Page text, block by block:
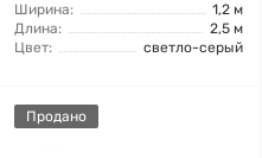
Ширина:
1,2 м
Длина:
2,5 м
Цвет:
светло-серый
Продано